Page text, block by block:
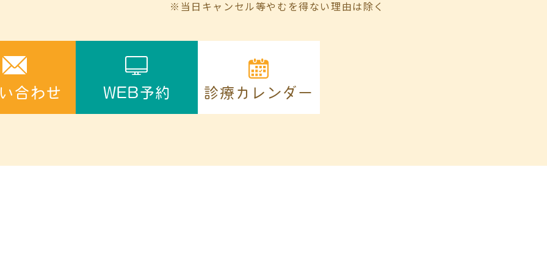
※当日キャンセル等やむを得ない理由は除く
合わせ WEB予約 診療カレンダー